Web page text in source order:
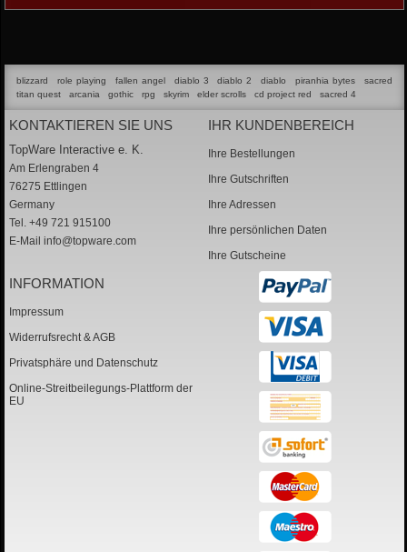
blizzard role playing fallen angel diablo 3 diablo 2 diablo piranhia bytes
sacred
titan quest
arcania gothic rpg skyrim elder scrolls cd project red sacred 4
KONTAKTIEREN SIE UNS
TopWare Interactive e. K.
Am Erlengraben 4
76275 Ettlingen
Germany
Tel. +49 721 915100
E-Mail info@topware.com
IHR KUNDENBEREICH
Ihre Bestellungen
Ihre Gutschriften
Ihre Adressen
Ihre persönlichen Daten
Ihre Gutscheine
INFORMATION
Impressum
Widerrufsrecht & AGB
Privatsphäre und Datenschutz
Online-Streitbeilegungs-Plattform der
EU